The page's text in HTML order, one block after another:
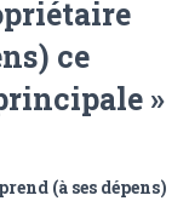
ce
»
(à ses dépens)